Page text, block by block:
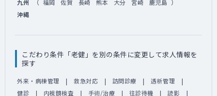
九州 （ 福岡 佐賀 長崎 熊本 大分 宮崎 鹿児島 ）
沖縄
こだわり条件「老健」を別の条件に変更して求人情報を
探す
外来・病棟管理 救急対応 訪問診療
透析管理
健診
内視鏡検査 手術/治療 往診待機
読影